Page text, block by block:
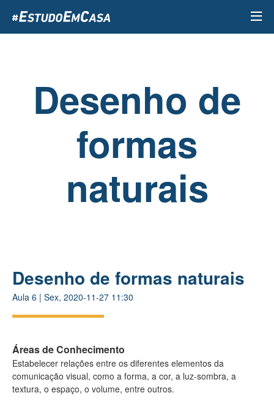
para
o
Desenho de
formas
naturais
Desenho de formas naturais
Aula 6 | Sex, 2020-11-27 11:30
Áreas de Conhecimento
Estabelecer relações entre os diferentes elementos da
comunicação visual, como a forma, a cor, a luz-sombra, a
textura, o espaço, o volume, entre outros.